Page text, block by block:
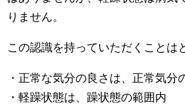
りません。
この認識を持っていただくことは
・正常な気分の良さは、正常気分
・軽躁状態は、躁状態の範囲内